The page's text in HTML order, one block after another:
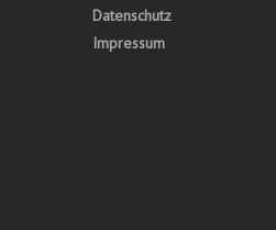
Datenschutz
Impressum